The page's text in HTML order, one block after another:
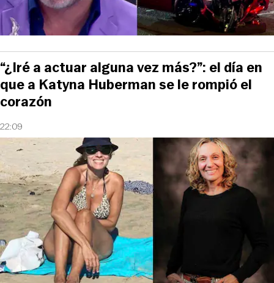
22:09
“¿Iré a actuar alguna vez más?”: el día en
que a Katyna Huberman se le rompió el
corazón